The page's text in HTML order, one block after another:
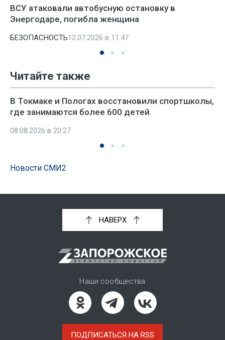
ВСУ атаковали автобусную остановку в
Энергодаре, погибла женщина
БЕЗОПАСНОСТЬ12.07.2026 в 11:47
Читайте также
В Токмаке и Пологах восстановили спортшколы,
где занимаются более 600 детей
08.08.2026 в 20:27
Новости СМИ2
НАВЕРХ
Наши сообщества
ПОДПИСАТЬСЯ НА RSS